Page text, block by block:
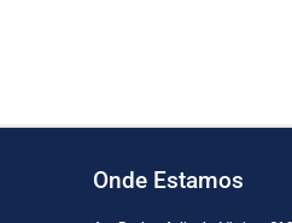
Onde Estamos